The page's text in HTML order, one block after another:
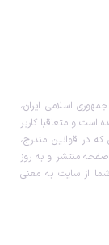
اسلامی ایران،
است و متعاقبا کاربر
در قوانین مندرج،
صفحه منتشر و به روز
از سایت به معنی